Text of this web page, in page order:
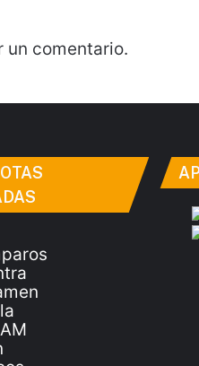
un comentario.